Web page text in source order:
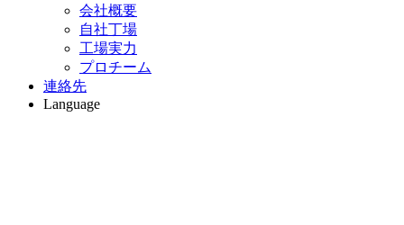
会社概要
自社丁場
工場実力
プロチーム
連絡先
Language